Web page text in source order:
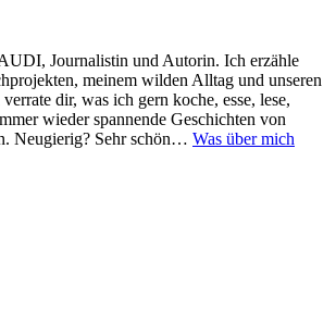
Journalistin und Autorin. Ich erzähle
meinem wilden Alltag und unseren
dir, was ich gern koche, esse, lese,
wieder spannende Geschichten von
Neugierig? Sehr schön… Was über mich